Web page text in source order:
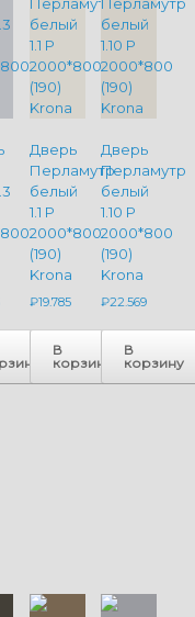
Дверь
Перламутр
белый
1.1 P
2000*800
(190)
Krona
₽19.785
В
корзину
Дверь
Перламутр
белый
1.10 P
2000*800
(190)
Krona
₽22.569
В
корзину